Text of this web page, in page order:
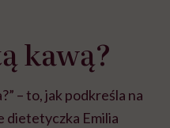
kawą?
– to, jak podkreśla na
dietetyczka Emilia